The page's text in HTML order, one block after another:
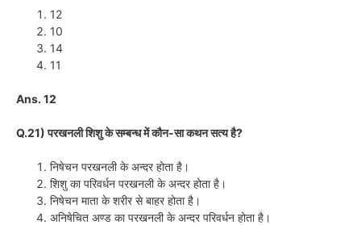
12
10
14
11
Ans. 12
Q.21) परखनली शिशु के सम्बन्ध में कौन-सा कथन सत्य है?
निषेचन परखनली के अन्दर होता है।
शिशु का परिवर्धन परखनली के अन्दर होता है।
निषेचन माता के शरीर से बाहर होता है।
अनिषेचित अण्ड का परखनली के अन्दर परिवर्धन होता है।